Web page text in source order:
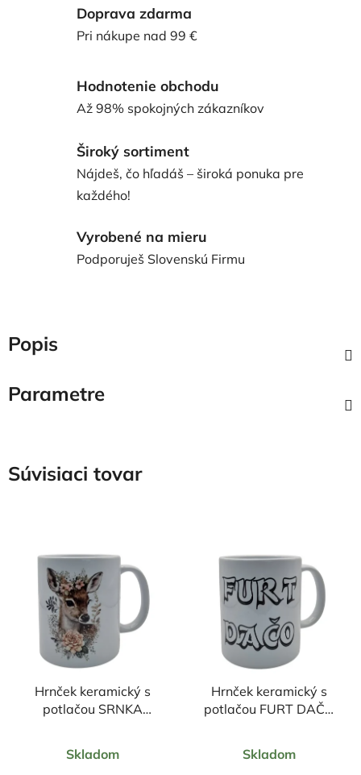
Doprava zdarma
Pri nákupe nad 99 €
Hodnotenie obchodu
Až 98% spokojných zákazníkov
Široký sortiment
Nájdeš, čo hľadáš – široká ponuka pre
každého!
Vyrobené na mieru
Podporuješ Slovenskú Firmu
Popis
Parametre
Súvisiaci tovar
Hrnček keramický s
potlačou SRNKA
hodnotenie
Skladom
Hrnček keramický s
potlačou FURT DAČO
hodnotenie
Skladom